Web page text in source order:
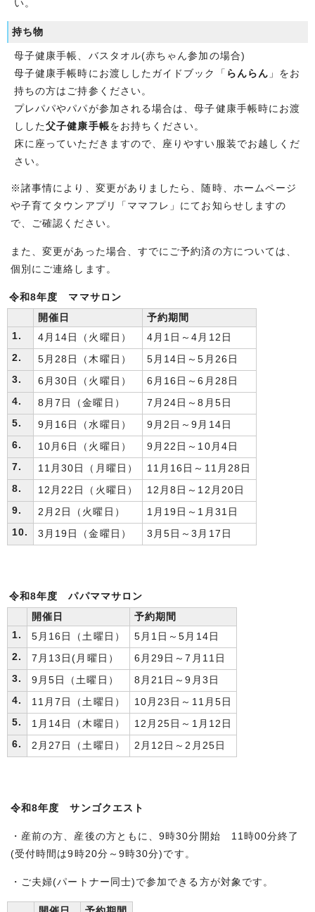
い。
持ち物
母子健康手帳、バスタオル(赤ちゃん参加の場合)
母子健康手帳時にお渡ししたガイドブック「 らんらん 」をお
持ちの方はご持参ください。
プレパパやパパが参加される場合は、母子健康手帳時にお渡
しした父子健康手帳をお持ちください。
床に座っていただきますので、座りやすい服装でお越しくだ
さい。
※諸事情により、変更がありましたら、随時、ホームページ
や子育てタウンアプリ「ママフレ」にてお知らせしますの
で、ご確認ください。
また、変更があった場合、すでにご予約済の方については、
個別にご連絡します。
令和8年度 ママサロン
開催日
予約期間
1.
4月14日（火曜日）
4月1日～4月12日
2.
5月28日（木曜日）
5月14日～5月26日
3.
6月30日（火曜日）
6月16日～6月28日
4.
8月7日（金曜日）
7月24日～8月5日
5.
9月16日（水曜日）
9月2日～9月14日
6.
10月6日（火曜日）
9月22日～10月4日
7.
11月30日（月曜日）
11月16日～11月28日
8.
12月22日（火曜日）
12月8日～12月20日
9.
2月2日（火曜日）
1月19日～1月31日
10.
3月19日（金曜日） 3月5日～3月17日
令和8年度 パパママサロン
開催日
予約期間
1.
5月16日（土曜日）
5月1日～5月14日
2.
7月13日(月曜日）
6月29日～7月11日
3.
9月5日（土曜日）
8月21日～9月3日
4.
11月7日（土曜日）
10月23日～11月5日
5.
1月14日（木曜日）
12月25日～1月12日
6.
2月27日（土曜日） 2月12日～2月25日
令和8年度 サンゴクエスト
・産前の方、産後の方ともに、9時30分開始 11時00分終了
(受付時間は9時20分～9時30分)です。
・ご夫婦(パートナー同士)で参加できる方が対象です。